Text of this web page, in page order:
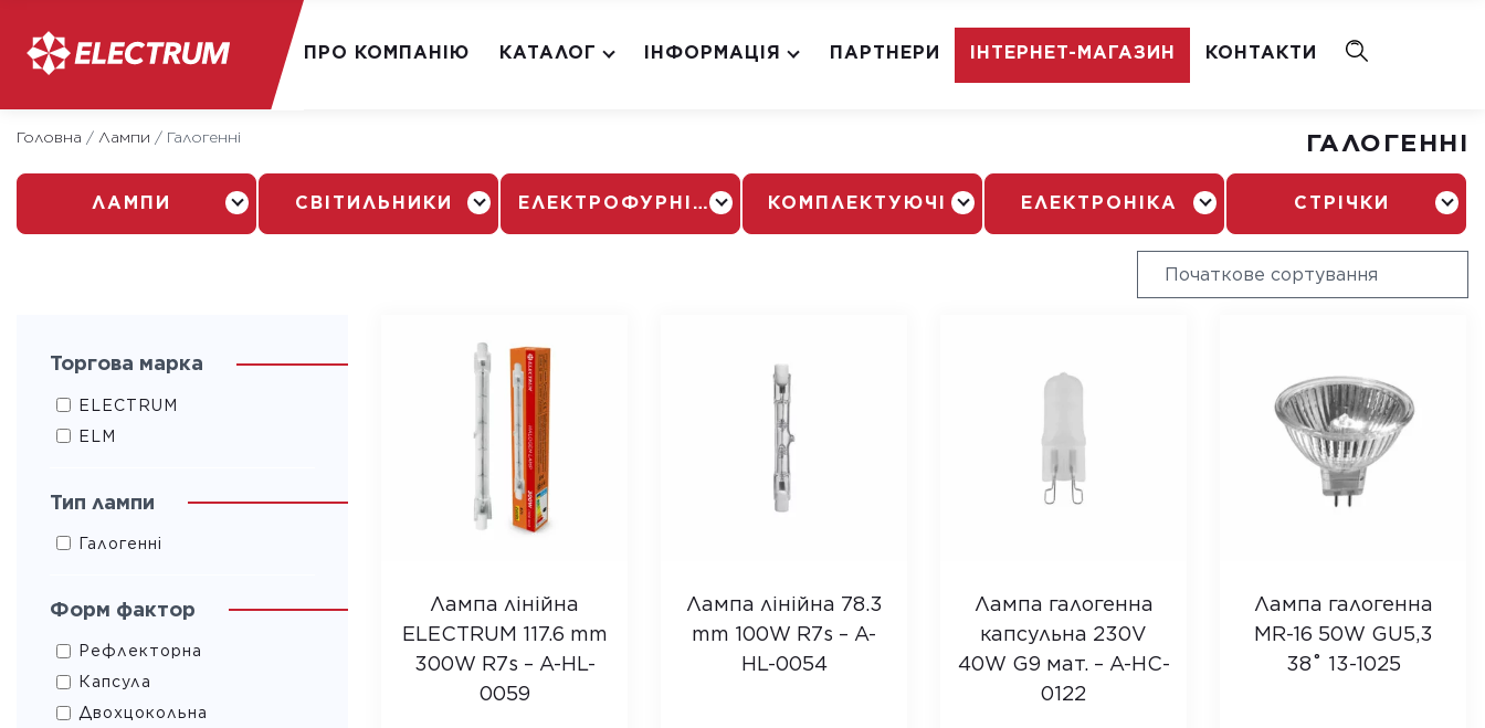
content
ПРО КОМПАНІЮ КАТАЛОГ ІНФОРМАЦІЯ ПАРТНЕРИ ІНТЕРНЕТ-МАГАЗИН КОНТАКТИ
Головна / Лампи / Галогенні ГАЛОГЕННІ
ЛАМПИ СВІТИЛЬНИКИ ЕЛЕКТРОФУРНІТУРА КОМПЛЕКТУЮЧІ ЕЛЕКТРОНІКА СТРІЧКИ
Торгова марка
ELECTRUM
ELM
Тип лампи
Галогенні
Форм фактор
Рефлекторна
Капсула
Двохцокольна
Лампа лінійна
ELECTRUM 117.6 mm
300W R7s – A-HL-
0059
Лампа лінійна 78.3
mm 100W R7s – A-
HL-0054
Лампа галогенна
капсульна 230V
40W G9 мат. – A-HC-
0122
Лампа галогенна
MR-16 50W GU5,3
38˚ 13-1025